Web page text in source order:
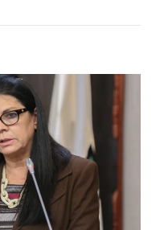
Sociales?